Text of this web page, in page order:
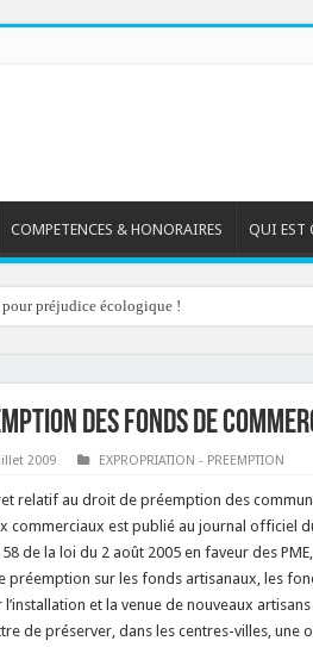
COMPETENCES & HONORAIRES QUI EST
pour préjudice écologique !
des fonds de
2009 EXPROPRIATION - PREEMPTION
relatif au droit de préemption des
commerciaux est publié au journal officiel
58 de la loi du 2 août 2005 en faveur des
préemption sur les fonds artisanaux, les
et la venue de nouveaux
de préserver, dans les centres-villes,